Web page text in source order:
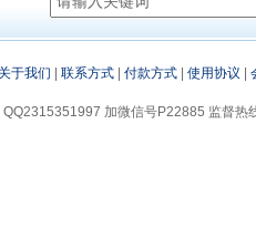
关于我们 联系方式 付款方式 使用协议
加微信号P22885 监督